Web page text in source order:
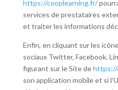
https://cooplearning.fr/
services de prestataires
et traiter les informations
Enfin, en cliquant sur les
sociaux Twitter, Facebook,
figurant sur le Site dehttps://
son application mobile et si